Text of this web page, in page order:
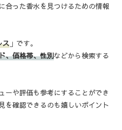
合った香水を見つけるための情報
ス 」です。
、価格帯、性別などから検索する
ーや評価も参考にすることができ
を確認できるのも嬉しいポイント